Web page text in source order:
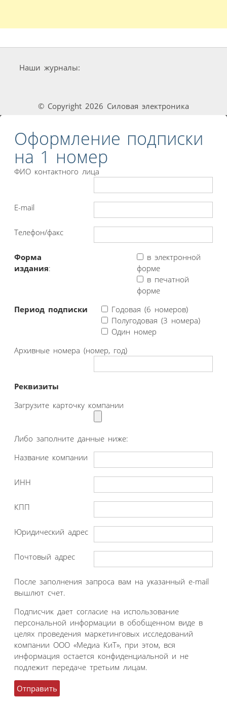
Наши журналы:
© Copyright 2026 Силовая электроника
Оформление подписки
на 1 номер
ФИО контактного лица
E-mail
Телефон/факс
Форма
издания:
в электронной
форме
в печатной
форме
Период подписки
Годовая (6 номеров)
Полугодовая (3 номера)
Один номер
Архивные номера (номер, год)
Реквизиты
Загрузите карточку компании
Либо заполните данные ниже:
Название компании
ИНН
КПП
Юридический адрес
Почтовый адрес
После заполнения запроса вам на указанный e-mail
вышлют счет.
Подписчик дает согласие на использование
персональной информации в обобщенном виде в
целях проведения маркетинговых исследований
компании ООО «Медиа КиТ», при этом, вся
информация остается конфиденциальной и не
подлежит передаче третьим лицам.